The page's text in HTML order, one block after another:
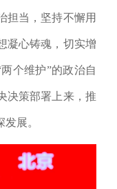
担当，坚持不懈用
凝心铸魂，切实增
个维护”的政治自
决策部署上来，推
展。